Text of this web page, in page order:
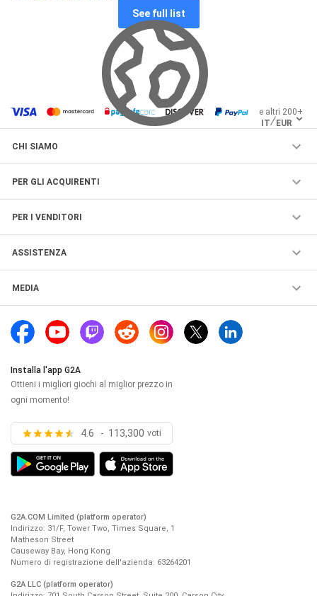
See full list
IT EUR
e altri 200+
CHI SIAMO
Sicurezza
Lavora con noi
PER GLI ACQUIRENTI
Acquista con G2A Plus
Programma di affiliazione
PER I VENDITORI
Importazione tramite API
Prova G2A Ads
Programma di affiliazione
Pubblicità su G2A.COM
ASSISTENZA
Impostazioni dei cookie
DSA e GPSR
Politica di rimborso
Mappa delle categorie
MEDIA
G2A Insights - business e tecnologia
Partnership con i media
Sito aziendale
Installa l'app G2A
Ottieni i migliori giochi al miglior prezzo in
ogni momento!
4.6 - 113,300 voti
G2A.COM Limited (platform operator)
Indirizzo: 31/F, Tower Two, Times Square, 1
Matheson Street
Causeway Bay, Hong Kong
Numero di registrazione dell'azienda: 63264201
G2A LLC (platform operator)